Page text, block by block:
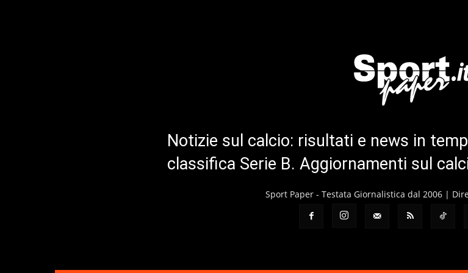
Notizie sul calcio: risultati e news in
classifica Serie B. Aggiornamenti sul
Sport Paper - Testata Giornalistica dal 2006 |